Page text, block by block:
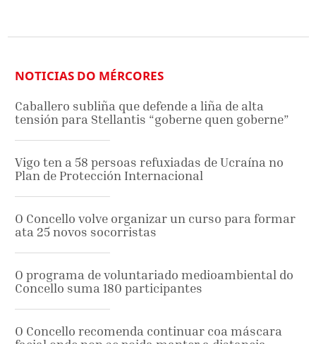
NOTICIAS DO MÉRCORES
Caballero subliña que defende a liña de alta
tensión para Stellantis “goberne quen goberne”
Vigo ten a 58 persoas refuxiadas de Ucraína no
Plan de Protección Internacional
O Concello volve organizar un curso para formar
ata 25 novos socorristas
O programa de voluntariado medioambiental do
Concello suma 180 participantes
O Concello recomenda continuar coa máscara